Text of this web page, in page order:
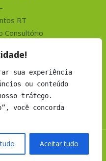
sua experiência
ou conteúdo
tráfego.
você concorda
Aceitar tudo
RT
Consultório
CRMV-MS
os direitos Reservados.
Argo Soluções